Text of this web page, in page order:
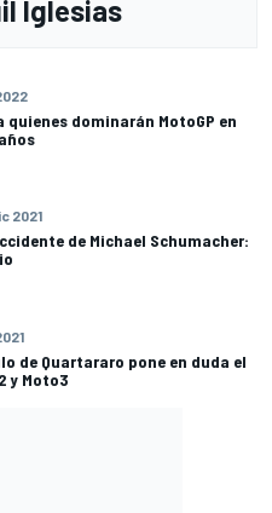
Iglesias
quienes dominarán MotoGP en
2021
de Michael Schumacher:
de Quartararo pone en duda el
y Moto3